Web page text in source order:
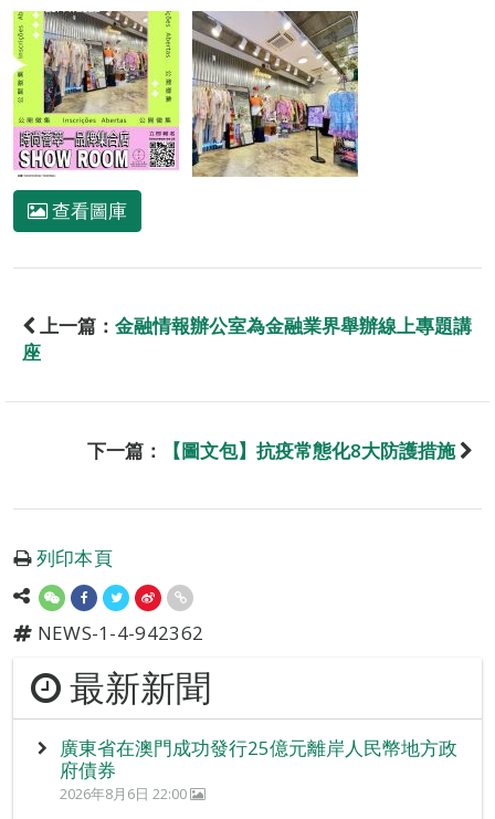
查看圖庫
上一篇： 金融情報辦公室為金融業界舉辦線上專題講
座
下一篇： 【圖文包】抗疫常態化8大防護措施
列印本頁
NEWS-1-4-942362
最新新聞
廣東省在澳門成功發行25億元離岸人民幣地方政
府債券
2026年8月6日 22:00